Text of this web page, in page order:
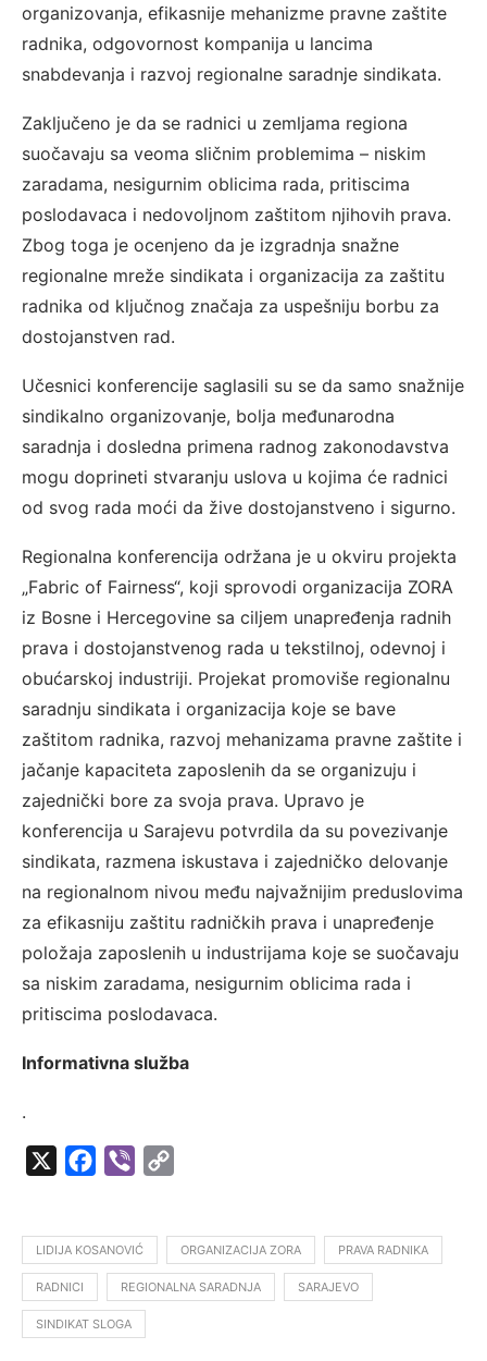
organizovanja, efikasnije mehanizme pravne zaštite
radnika, odgovornost kompanija u lancima
snabdevanja i razvoj regionalne saradnje sindikata.
Zaključeno je da se radnici u zemljama regiona
suočavaju sa veoma sličnim problemima – niskim
zaradama, nesigurnim oblicima rada, pritiscima
poslodavaca i nedovoljnom zaštitom njihovih prava.
Zbog toga je ocenjeno da je izgradnja snažne
regionalne mreže sindikata i organizacija za zaštitu
radnika od ključnog značaja za uspešniju borbu za
dostojanstven rad.
Učesnici konferencije saglasili su se da samo snažnije
sindikalno organizovanje, bolja međunarodna
saradnja i dosledna primena radnog zakonodavstva
mogu doprineti stvaranju uslova u kojima će radnici
od svog rada moći da žive dostojanstveno i sigurno.
Regionalna konferencija održana je u okviru projekta
„Fabric of Fairness“, koji sprovodi organizacija ZORA
iz Bosne i Hercegovine sa ciljem unapređenja radnih
prava i dostojanstvenog rada u tekstilnoj, odevnoj i
obućarskoj industriji. Projekat promoviše regionalnu
saradnju sindikata i organizacija koje se bave
zaštitom radnika, razvoj mehanizama pravne zaštite i
jačanje kapaciteta zaposlenih da se organizuju i
zajednički bore za svoja prava. Upravo je
konferencija u Sarajevu potvrdila da su povezivanje
sindikata, razmena iskustava i zajedničko delovanje
na regionalnom nivou među najvažnijim preduslovima
za efikasniju zaštitu radničkih prava i unapređenje
položaja zaposlenih u industrijama koje se suočavaju
sa niskim zaradama, nesigurnim oblicima rada i
pritiscima poslodavaca.
Informativna služba
.
Facebook
Viber
LIDIJA KOSANOVIĆ ORGANIZACIJA ZORA PRAVA RADNIKA
RADNICI REGIONALNA SARADNJA SARAJEVO
SINDIKAT SLOGA